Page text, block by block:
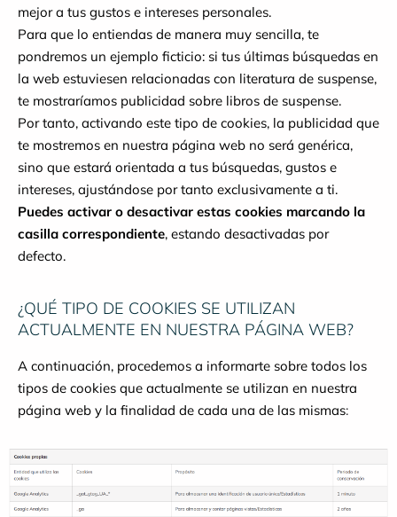
mejor a tus gustos e intereses personales.
Para que lo entiendas de manera muy sencilla, te
pondremos un ejemplo ficticio: si tus últimas búsquedas en
la web estuviesen relacionadas con literatura de suspense,
te mostraríamos publicidad sobre libros de suspense.
Por tanto, activando este tipo de cookies, la publicidad que
te mostremos en nuestra página web no será genérica,
sino que estará orientada a tus búsquedas, gustos e
intereses, ajustándose por tanto exclusivamente a ti.
Puedes activar o desactivar estas cookies marcando la
casilla correspondiente, estando desactivadas por
defecto.
¿QUÉ TIPO DE COOKIES SE UTILIZAN
ACTUALMENTE EN NUESTRA PÁGINA WEB?
A continuación, procedemos a informarte sobre todos los
tipos de cookies que actualmente se utilizan en nuestra
página web y la finalidad de cada una de las mismas: